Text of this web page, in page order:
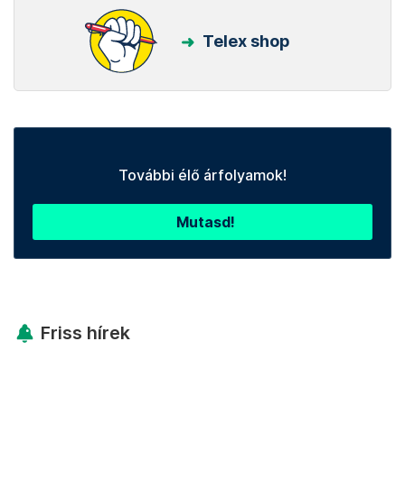
Telex shop
További élő árfolyamok!
Mutasd!
Friss hírek